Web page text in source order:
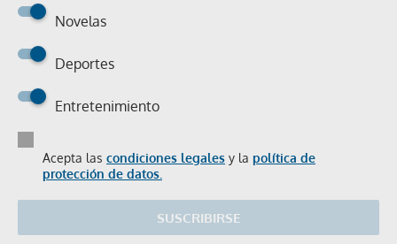
Novelas
Deportes
Entretenimiento
Acepta las condiciones legales y la política de
protección de datos.
SUSCRIBIRSE